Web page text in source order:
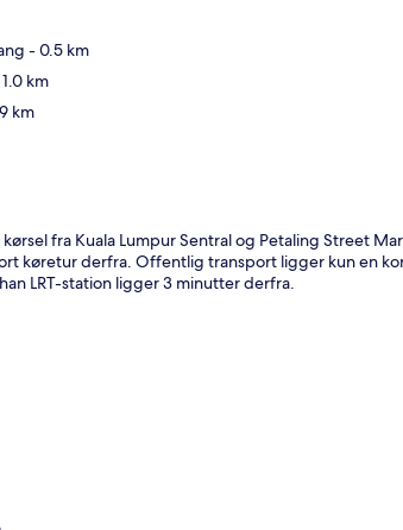
- 0.5 km
km
km
fra Kuala Lumpur Sentral og Petaling Street
køretur derfra. Offentlig transport ligger kun en
LRT-station ligger 3 minutter derfra.